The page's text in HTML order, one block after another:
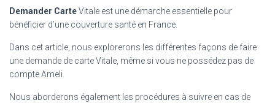
G
A
Demander CarteVitale est une démarche essentielle pour
bénéficier d’une couverture santé en France.
Dans cet article, nous explorerons les différentes façons de faire
une demande de carte Vitale, même si vous ne possédez pas de
compte Ameli.
Nous aborderons également les procédures à suivre en cas de